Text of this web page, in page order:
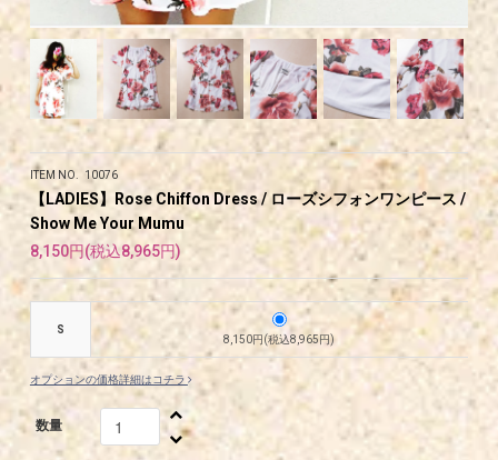
ITEM NO. 10076
【LADIES】Rose Chiffon Dress / ローズシフォンワンピース /
Show Me Your Mumu
8,150円(税込8,965円)
S
8,150円(税込8,965円)
オプションの価格詳細はコチラ
数量